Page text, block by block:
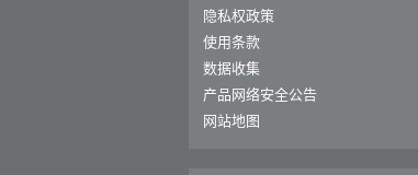
隐私权政策
使用条款
数据收集
产品网络安全公告
网站地图